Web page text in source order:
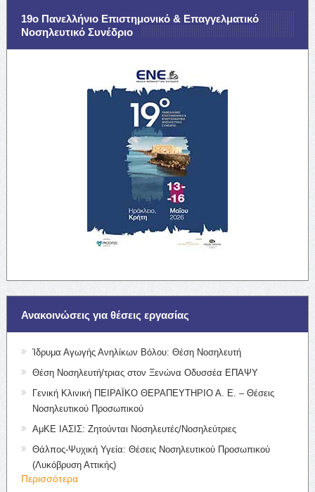
19ο Πανελλήνιο Επιστημονικό & Επαγγελματικό
Νοσηλευτικό Συνέδριο
Ανακοινώσεις για θέσεις εργασίας
Ίδρυμα Αγωγής Ανηλίκων Βόλου: Θέση Νοσηλευτή
Θέση Νοσηλευτή/τριας στον Ξενώνα Οδυσσέα ΕΠΑΨΥ
Γενική Κλινική ΠΕΙΡΑΪΚΟ ΘΕΡΑΠΕΥΤΗΡΙΟ Α. Ε. – Θέσεις
Νοσηλευτικού Προσωπικού
ΑμΚΕ ΙΑΣΙΣ: Ζητούνται Νοσηλευτές/Νοσηλεύτριες
Θάλπος-Ψυχική Υγεία: Θέσεις Νοσηλευτικού Προσωπικού
(Λυκόβρυση Αττικής)
Περισσότερα